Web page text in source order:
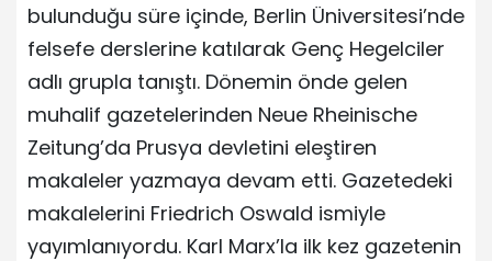
bulunduğu süre içinde, Berlin Üniversitesi’nde
felsefe derslerine katılarak Genç Hegelciler
adlı grupla tanıştı. Dönemin önde gelen
muhalif gazetelerinden Neue Rheinische
Zeitung’da Prusya devletini eleştiren
makaleler yazmaya devam etti. Gazetedeki
makalelerini Friedrich Oswald ismiyle
yayımlanıyordu. Karl Marx’la ilk kez gazetenin